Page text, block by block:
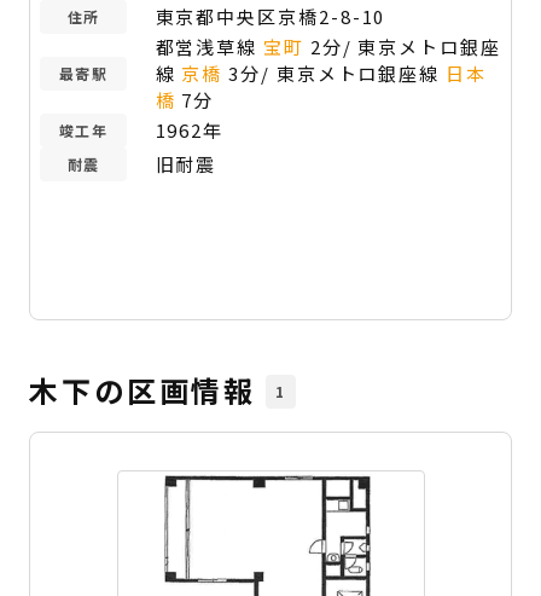
住所 東京都中央区京橋2-8-10
最寄駅
都営浅草線 宝町 2分/ 東京メトロ銀座
線 京橋 3分/ 東京メトロ銀座線 日本
橋 7分
竣工年 1962年
耐震 旧耐震
木下の区画情報 1